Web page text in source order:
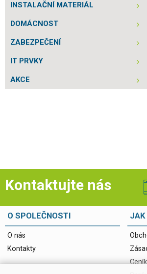
INSTALAČNÍ MATERIÁL
DOMÁCNOST
ZABEZPEČENÍ
IT PRVKY
AKCE
Kontaktujte nás
O SPOLEČNOSTI
O nás
Kontakty
JAK